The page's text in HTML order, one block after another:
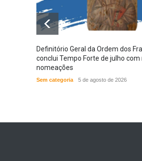
Definitório Geral da Ordem dos
conclui Tempo Forte de julho com
nomeações
Sem categoria 5 de agosto de 2026